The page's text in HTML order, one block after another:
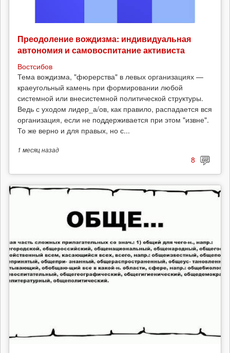
Преодоление вождизма: индивидуальная
автономия и самовоспитание активиста
Востсибов
Тема вождизма, "фюрерства" в левых организациях —
краеугольный камень при формировании любой
системной или внесистемной политической структуры.
Ведь с уходом лидер_а/ов, как правило, распадается вся
организация, если не поддерживается при этом "извне".
То же верно и для правых, но с...
1 месяцназад
8